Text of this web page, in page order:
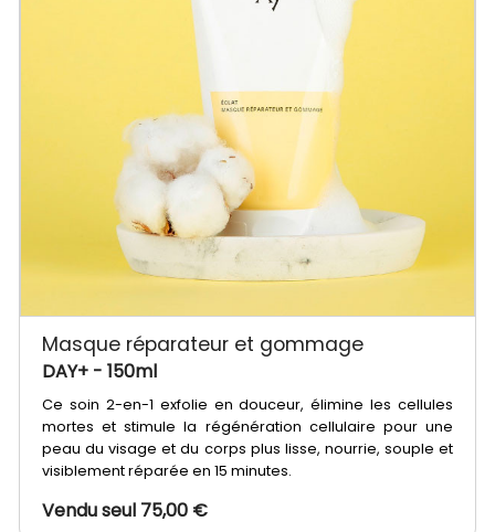
Masque réparateur et gommage
DAY+ - 150ml
Ce soin 2-en-1 exfolie en douceur, élimine les cellules
mortes et stimule la régénération cellulaire pour une
peau du visage et du corps plus lisse, nourrie, souple et
visiblement réparée en 15 minutes.
Vendu seul 75,00 €